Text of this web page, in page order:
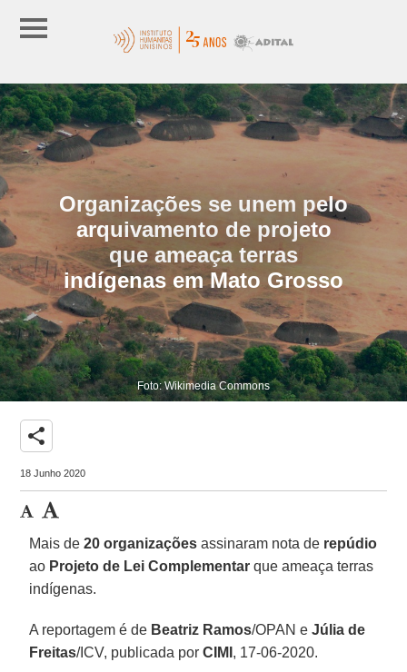
Organizações se unem pelo
arquivamento de projeto
que ameaça terras
indígenas em Mato Grosso
Foto: Wikimedia Commons
share
18 Junho 2020
Mais de20 organizações assinaram nota de repúdio
ao Projeto de Lei Complementar que ameaça terras
indígenas.
A reportagem é de Beatriz Ramos/OPAN eJúlia de
Freitas/ICV, publicada porCIMI , 17-06-2020.